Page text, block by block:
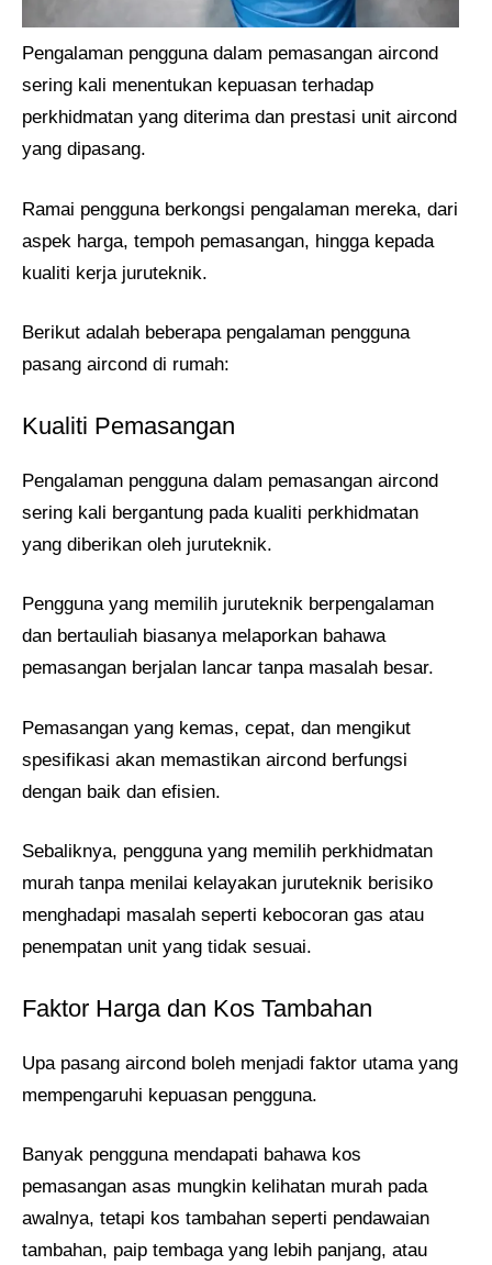
Pengalaman pengguna dalam pemasangan aircond
sering kali menentukan kepuasan terhadap
perkhidmatan yang diterima dan prestasi unit aircond
yang dipasang.
Ramai pengguna berkongsi pengalaman mereka, dari
aspek harga, tempoh pemasangan, hingga kepada
kualiti kerja juruteknik.
Berikut adalah beberapa pengalaman pengguna
pasang aircond di rumah:
Kualiti Pemasangan
Pengalaman pengguna dalam pemasangan aircond
sering kali bergantung pada kualiti perkhidmatan
yang diberikan oleh juruteknik.
Pengguna yang memilih juruteknik berpengalaman
dan bertauliah biasanya melaporkan bahawa
pemasangan berjalan lancar tanpa masalah besar.
Pemasangan yang kemas, cepat, dan mengikut
spesifikasi akan memastikan aircond berfungsi
dengan baik dan efisien.
Sebaliknya, pengguna yang memilih perkhidmatan
murah tanpa menilai kelayakan juruteknik berisiko
menghadapi masalah seperti kebocoran gas atau
penempatan unit yang tidak sesuai.
Faktor Harga dan Kos Tambahan
Upa pasang aircond boleh menjadi faktor utama yang
mempengaruhi kepuasan pengguna.
Banyak pengguna mendapati bahawa kos
pemasangan asas mungkin kelihatan murah pada
awalnya, tetapi kos tambahan seperti pendawaian
tambahan, paip tembaga yang lebih panjang, atau